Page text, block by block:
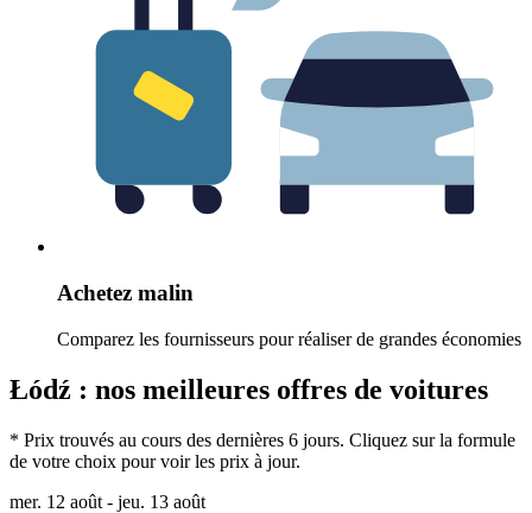
Achetez malin
Comparez les fournisseurs pour réaliser de grandes économies
Łódź : nos meilleures offres de voitures
* Prix trouvés au cours des dernières 6 jours. Cliquez sur la formule
de votre choix pour voir les prix à jour.
mer. 12 août - jeu. 13 août